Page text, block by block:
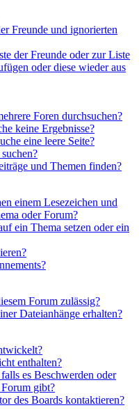
Freunde und ignorierten
der Freunde oder zur Liste
oder diese wieder aus
Foren durchsuchen?
keine Ergebnisse?
eine leere Seite?
und Themen finden?
einem Lesezeichen und
oder Forum?
ein Thema setzen oder ein
Forum zulässig?
Dateianhänge erhalten?
enthalten?
es Beschwerden oder
gibt?
des Boards kontaktieren?